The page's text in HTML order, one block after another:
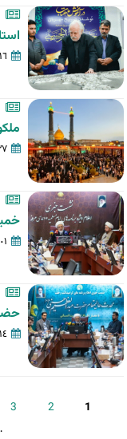
الصفحات
1
2
3